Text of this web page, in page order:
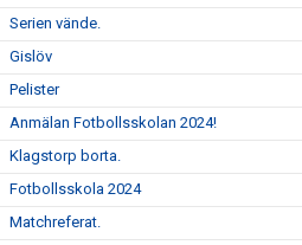
Serien vände.
Gislöv
Pelister
Anmälan Fotbollsskolan 2024!
Klagstorp borta.
Fotbollsskola 2024
Matchreferat.